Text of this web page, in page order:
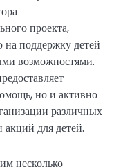
проекта,
на поддержку детей
возможностями.
но и активно
различных
для детей.
несколько